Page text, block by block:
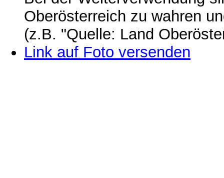
Oberösterreich zu wahren
(z.B. "Quelle: Land
Link auf Foto versenden